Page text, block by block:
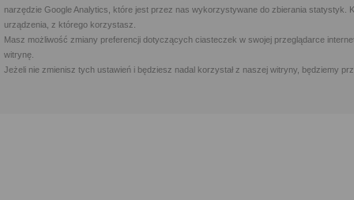
narzędzie Google Analytics, które jest przez nas wykorzystywane do zbierania statystyk.
urządzenia, z którego korzystasz.
Masz możliwość zmiany preferencji dotyczących ciasteczek w swojej przeglądarce
witrynę.
Jeżeli nie zmienisz tych ustawień i będziesz nadal korzystał z naszej witryny, będziemy